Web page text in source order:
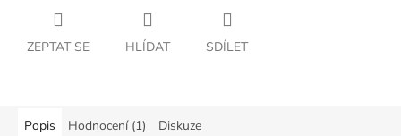
ZEPTAT SE HLÍDAT SDÍLET
Popis Hodnocení (1) Diskuze